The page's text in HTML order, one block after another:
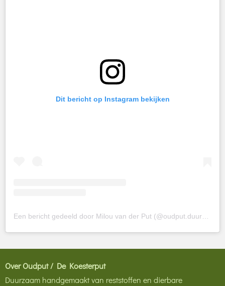
Dit bericht op Instagram bekijken
Over Oudput / De Koesterput
Duurzaam handgemaakt van reststoffen en dierbare